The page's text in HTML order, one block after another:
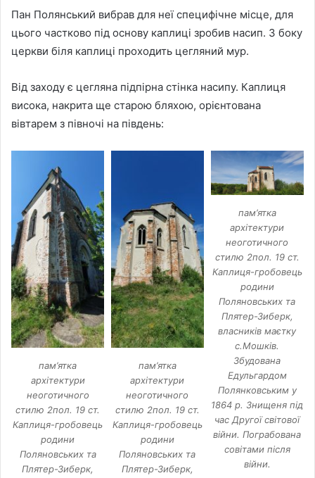
Пан Полянський вибрав для неї специфічне місце, для
цього частково під основу каплиці зробив насип. З боку
церкви біля каплиці проходить цегляний мур.
Від заходу є цегляна підпірна стінка насипу. Каплиця
висока, накрита ще старою бляхою, орієнтована
вівтарем з півночі на південь:
пам’ятка
архітектури
неоготичного
стилю 2пол. 19 ст.
Каплиця-гробовець
родини
Поляновських та
Плятер-Зиберк,
пам’ятка
архітектури
неоготичного
стилю 2пол. 19 ст.
Каплиця-гробовець
родини
Поляновських та
Плятер-Зиберк,
пам’ятка
архітектури
неоготичного
стилю 2пол. 19 ст.
Каплиця-гробовець
родини
Поляновських та
Плятер-Зиберк,
власників маєтку
с.Мошків.
Збудована
Едульгардом
Полянковським у
1864 р. Знищеня під
час Другої світової
війни. Пограбована
совітами після
війни.